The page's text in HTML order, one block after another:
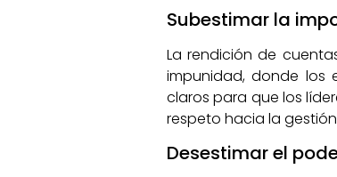
Subestimar la
La rendición de
impunidad, donde los
claros para que los
respeto hacia la
Desestimar el